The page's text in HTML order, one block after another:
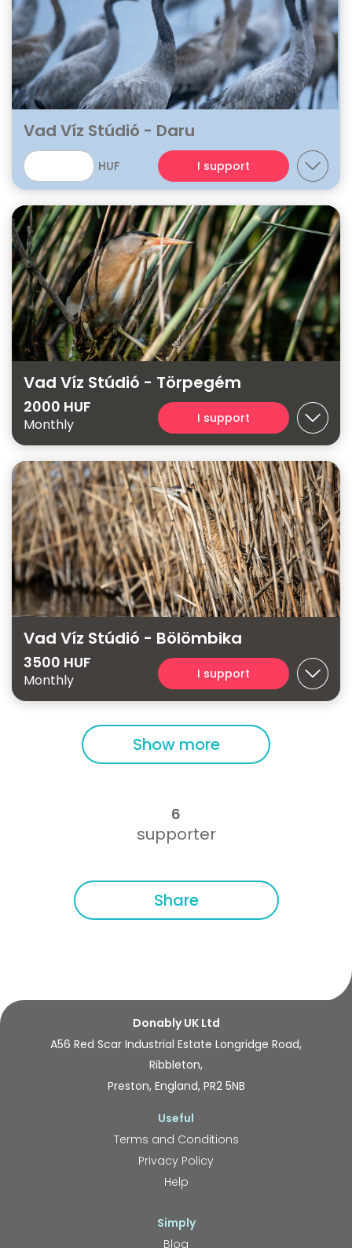
Vad Víz Stúdió - Daru
HUF I support
Vad Víz Stúdió - Törpegém
2000 HUF
Monthly I support
Vad Víz Stúdió - Bölömbika
3500 HUF
Monthly I support
Show more
6
supporter
Share
Donably UK Ltd
A56 Red Scar Industrial Estate Longridge Road,
Ribbleton,
Preston, England, PR2 5NB
Useful
Terms and Conditions
Privacy Policy
Help
Simply
Blog